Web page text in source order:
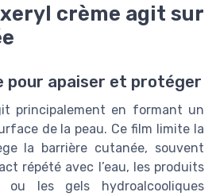
crème agit sur
pour apaiser et protéger
principalement en formant un
de la peau. Ce film limite la
la barrière cutanée, souvent
répété avec l’eau, les produits
ou les gels hydroalcooliques